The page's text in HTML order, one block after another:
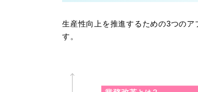
生産性向上を推進するための3つの
す。